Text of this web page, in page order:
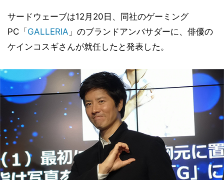
サードウェーブは12月20日、同社のゲーミング
PC「 GALLERIA 」のブランドアンバサダーに、俳優の
ケインコスギさんが就任したと発表した。